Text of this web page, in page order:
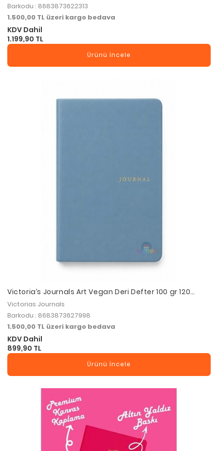
Barkodu : 8683873622313
1.500,00 TL üzeri kargo bedava
KDV Dahil
1.199,90 TL
Ürünü İncele
Victoria’s Journals Art Vegan Deri Defter 100 gr 120
Yaprak - Düz Açık Mavi
Victorias Journals
Barkodu : 8683873627998
1.500,00 TL üzeri kargo bedava
KDV Dahil
899,90 TL
Ürünü İncele